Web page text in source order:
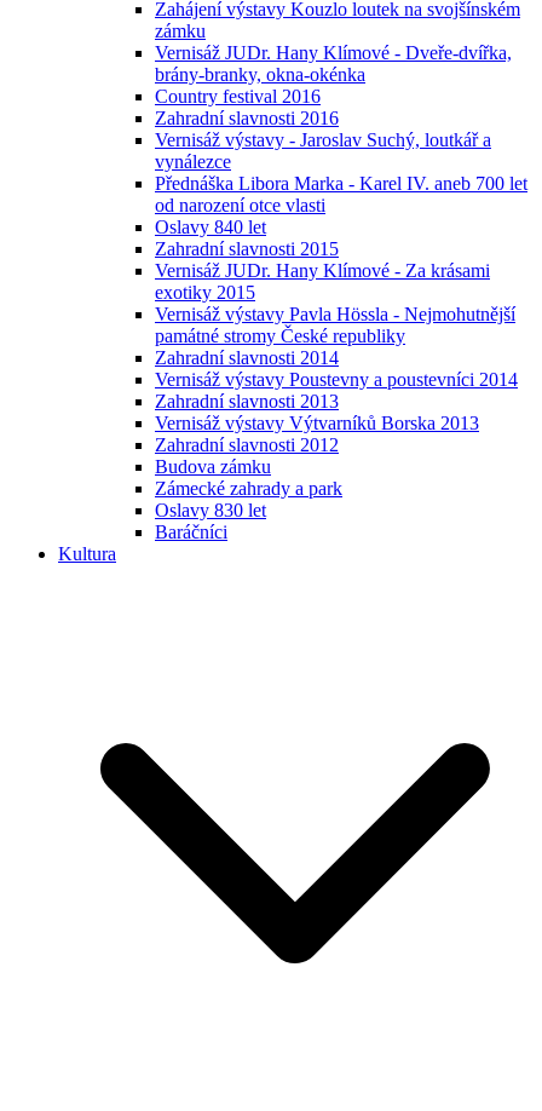
Zahájení výstavy Kouzlo loutek na svojšínském
zámku
Vernisáž JUDr. Hany Klímové - Dveře-dvířka,
brány-branky, okna-okénka
Country festival 2016
Zahradní slavnosti 2016
Vernisáž výstavy - Jaroslav Suchý, loutkář a
vynálezce
Přednáška Libora Marka - Karel IV. aneb 700 let
od narození otce vlasti
Oslavy 840 let
Zahradní slavnosti 2015
Vernisáž JUDr. Hany Klímové - Za krásami
exotiky 2015
Vernisáž výstavy Pavla Hössla - Nejmohutnější
památné stromy České republiky
Zahradní slavnosti 2014
Vernisáž výstavy Poustevny a poustevníci 2014
Zahradní slavnosti 2013
Vernisáž výstavy Výtvarníků Borska 2013
Zahradní slavnosti 2012
Budova zámku
Zámecké zahrady a park
Oslavy 830 let
Baráčníci
Kultura